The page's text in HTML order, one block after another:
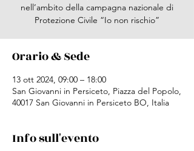
nell’ambito della campagna nazionale di
Protezione Civile “Io non rischio”
Orario & Sede
13 ott 2024, 09:00 – 18:00
San Giovanni in Persiceto, Piazza del Popolo,
40017 San Giovanni in Persiceto BO, Italia
Info sull'evento